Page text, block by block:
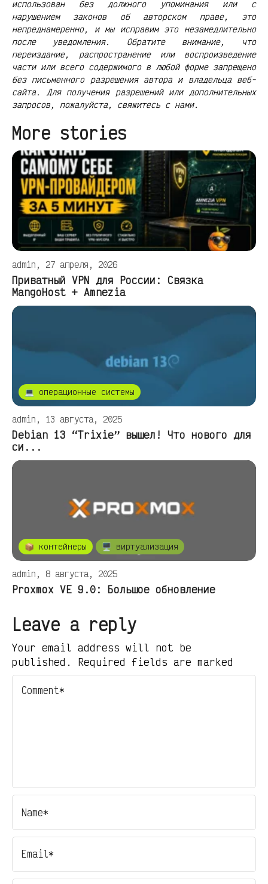
использован без должного упоминания или с
нарушением законов об авторском праве, это
непреднамеренно, и мы исправим это незамедлительно
после уведомления. Обратите внимание, что
переиздание, распространение или воспроизведение
части или всего содержимого в любой форме запрещено
без письменного разрешения автора и владельца веб-
сайта. Для получения разрешений или дополнительных
запросов, пожалуйста, свяжитесь с нами.
More stories
admin, 27 апреля, 2026
Приватный VPN для России: Связка
MangoHost + Amnezia
💻 операционные системы
admin, 13 августа, 2025
Debian 13 “Trixie” вышел! Что нового для
си...
📦 контейнеры 🖥️ виртуализация
admin, 8 августа, 2025
Proxmox VE 9.0: Большое обновление
Leave a reply
Your email address will not be
published. Required fields are marked